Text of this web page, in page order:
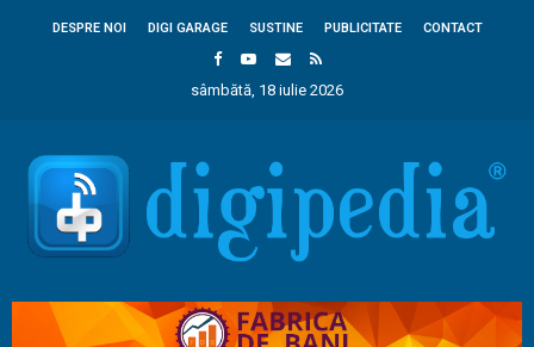
DESPRE NOI DIGI GARAGE SUSTINE PUBLICITATE CONTACT
sâmbătă, 18 iulie 2026